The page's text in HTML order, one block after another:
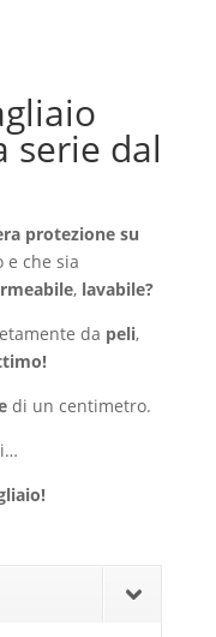
serie dal
protezione su
che sia
, lavabile?
da peli,
di un centimetro.